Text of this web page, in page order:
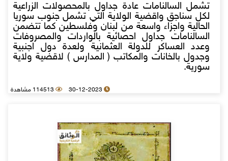
تشمل السالنامات عادة جداول بالمحصولات الزراعية
لكل سناجق واقضية الولاية التي تشمل جنوب سوريا
الحالية واجزاء واسعة من لبنان وفلسطين كما تتضمن
السالنامات جداول احصائية بالواردات والمصروفات
وعدد العساكر للدولة العثمانية ولعدة دول اجنبية
وجدول بالخانات والمكاتب ( المدارس ) لاقضية ولاية
سورية.
30-12-2023 114513 مشاهدة